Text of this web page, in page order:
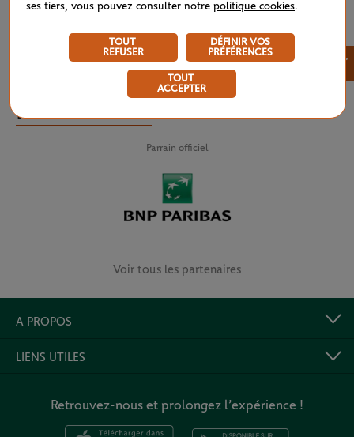
PARTENAIRES
Parrain officiel
Voir tous les partenaires
A PROPOS
LIENS UTILES
Retrouvez-nous et prolongez l’expérience !
ses tiers, vous pouvez consulter notre politique cookies.
TOUT
REFUSER
DÉFINIR VOS
PRÉFÉRENCES
TOUT
ACCEPTER